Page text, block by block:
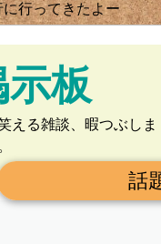
行ってきたよー
板
える雑談、暇つぶしま
話